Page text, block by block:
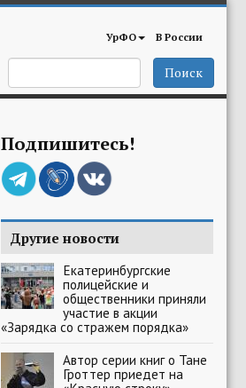
УрФО В России
Поиск
Подпишитесь!
Другие новости
Екатеринбургские
полицейские и
общественники приняли
участие в акции
«Зарядка со стражем порядка»
Автор серии книг о Тане
Гроттер приедет на